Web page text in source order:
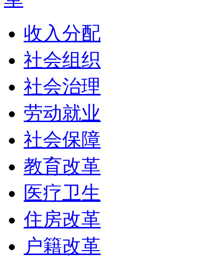
收入分配
社会组织
社会治理
劳动就业
社会保障
教育改革
医疗卫生
住房改革
户籍改革